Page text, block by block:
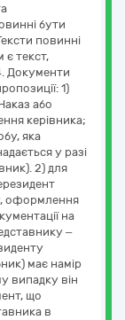
бути
повинні
текст,
Документи
1)
або
керівника;
яка
у разі
2) для
оформлення
на
–
має намір
випадку він
що
в